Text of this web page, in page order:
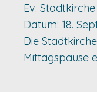
Ev.
Datum: 18.
Die
Mittagspause